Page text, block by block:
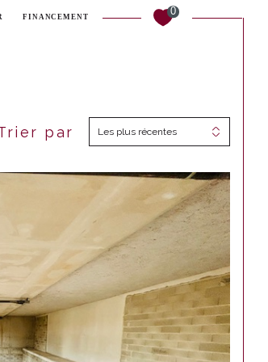
FINANCEMENT 0
Filtrer
Réinitialiser les filtres
par Les plus récentes